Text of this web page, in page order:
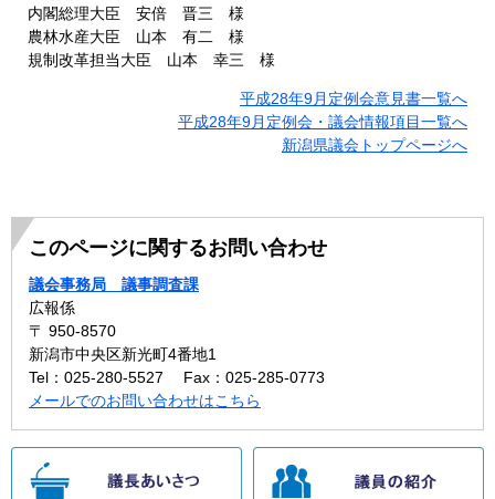
内閣総理大臣 安倍 晋三 様
農林水産大臣 山本 有二 様
規制改革担当大臣 山本 幸三 様
平成28年9月定例会意見書一覧へ
平成28年9月定例会・議会情報項目一覧へ
新潟県議会トップページへ
このページに関するお問い合わせ
議会事務局 議事調査課
広報係
〒 950-8570
新潟市中央区新光町4番地1
Tel：025-280-5527
Fax：025-285-0773
メールでのお問い合わせはこちら